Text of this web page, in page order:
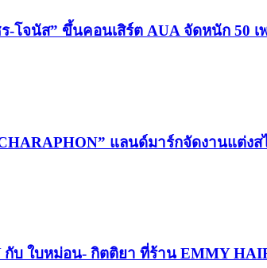
-โจนัส” ขึ้นคอนเสิร์ต AUA จัดหนัก 50 เ
แลนด์มาร์กจัดงานแต่ง
กับ ใบหม่อน- กิตติยา ที่ร้าน EMMY